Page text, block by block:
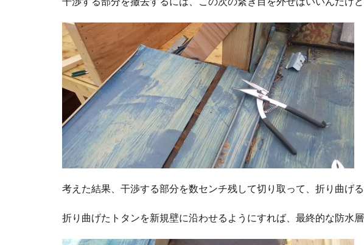
考えた結果、干渉する部分を数センチ残して切り取って、折り曲げる
折り曲げたトタンを新規壁に沿わせるようにすれば、最終的な防水